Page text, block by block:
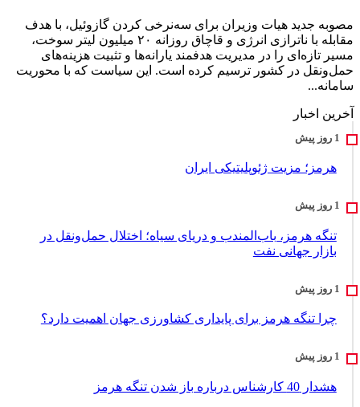
مصوبه جدید هیات وزیران برای سه‌نرخی کردن گازوئیل، با هدف
مقابله با ناترازی انرژی و قاچاق روزانه ۲۰ میلیون لیتر سوخت،
مسیر تازه‌ای را در مدیریت هدفمند یارانه‌ها و تثبیت هزینه‌های
حمل‌ونقل در کشور ترسیم کرده است. این سیاست که با محوریت
سامانه...
آخرین اخبار
هرمز؛ مزیت ژئوپلیتیکی ایران
تنگه هرمز، باب‌المندب و دریای سیاه؛ اختلال حمل‌ونقل در
بازار جهانی نفت
چرا تنگه هرمز برای پایداری کشاورزی جهان اهمیت دارد؟
هشدار 40 کارشناس درباره باز شدن تنگه هرمز